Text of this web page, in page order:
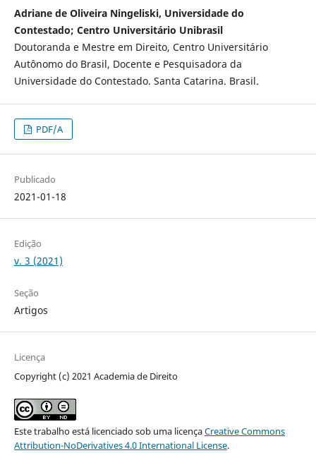
Adriane de Oliveira Ningeliski, Universidade do
Contestado; Centro Universitário Unibrasil
Doutoranda e Mestre em Direito, Centro Universitário
Autônomo do Brasil, Docente e Pesquisadora da
Universidade do Contestado. Santa Catarina. Brasil.
PDF/A
Publicado
2021-01-18
Edição
v. 3 (2021)
Seção
Artigos
Licença
Copyright (c) 2021 Academia de Direito
Este trabalho está licenciado sob uma licençaCreative Commons
Attribution-NoDerivatives 4.0 International License.